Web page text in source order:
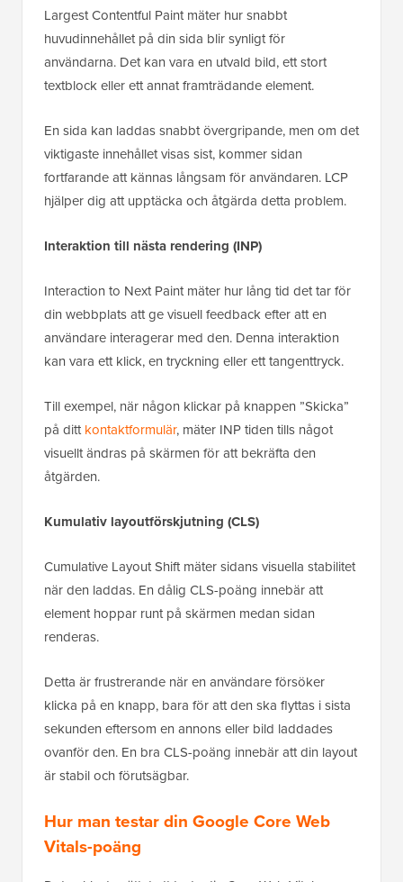
Largest Contentful Paint mäter hur snabbt
huvudinnehållet på din sida blir synligt för
användarna. Det kan vara en utvald bild, ett stort
textblock eller ett annat framträdande element.
En sida kan laddas snabbt övergripande, men om det
viktigaste innehållet visas sist, kommer sidan
fortfarande att kännas långsam för användaren. LCP
hjälper dig att upptäcka och åtgärda detta problem.
Interaktion till nästa rendering (INP)
Interaction to Next Paint mäter hur lång tid det tar för
din webbplats att ge visuell feedback efter att en
användare interagerar med den. Denna interaktion
kan vara ett klick, en tryckning eller ett tangenttryck.
Till exempel, när någon klickar på knappen ”Skicka”
på dittkontaktformulär, mäter INP tiden tills något
visuellt ändras på skärmen för att bekräfta den
åtgärden.
Kumulativ layoutförskjutning (CLS)
Cumulative Layout Shift mäter sidans visuella stabilitet
när den laddas. En dålig CLS-poäng innebär att
element hoppar runt på skärmen medan sidan
renderas.
Detta är frustrerande när en användare försöker
klicka på en knapp, bara för att den ska flyttas i sista
sekunden eftersom en annons eller bild laddades
ovanför den. En bra CLS-poäng innebär att din layout
är stabil och förutsägbar.
Hur man testar din Google Core Web
Vitals-poäng